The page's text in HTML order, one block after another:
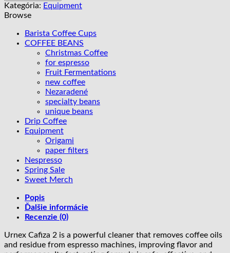
Cafiza
2
Kategória: Equipment
Browse
Barista Coffee Cups
COFFEE BEANS
Christmas Coffee
for espresso
Fruit Fermentations
new coffee
Nezaradené
specialty beans
unique beans
Drip Coffee
Equipment
Origami
paper filters
Nespresso
Spring Sale
Sweet Merch
Popis
Ďalšie informácie
Recenzie (0)
Urnex Cafiza 2 is a powerful cleaner that removes coffee oils
and residue from espresso machines, improving flavor and